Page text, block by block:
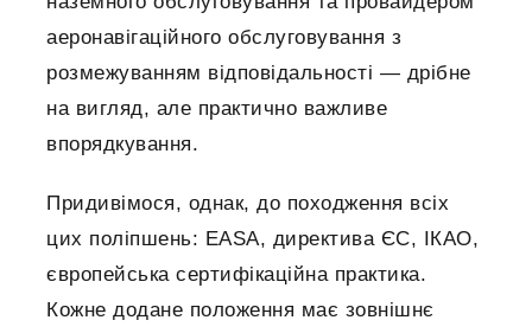
аеронавігаційного обслуговування з
розмежуванням відповідальності — дрібне
на вигляд, але практично важливе
впорядкування.
Придивімося, однак, до походження всіх
цих поліпшень: EASA, директива ЄС, ІКАО,
європейська сертифікаційна практика.
Кожне додане положення має зовнішнє